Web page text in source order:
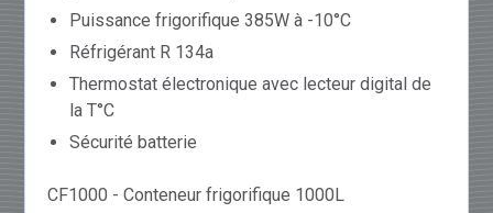
Puissance frigorifique 385W à -10°C
Réfrigérant R 134a
Thermostat électronique avec lecteur digital de
la T°C
Sécurité batterie
CF1000 - Conteneur frigorifique 1000L